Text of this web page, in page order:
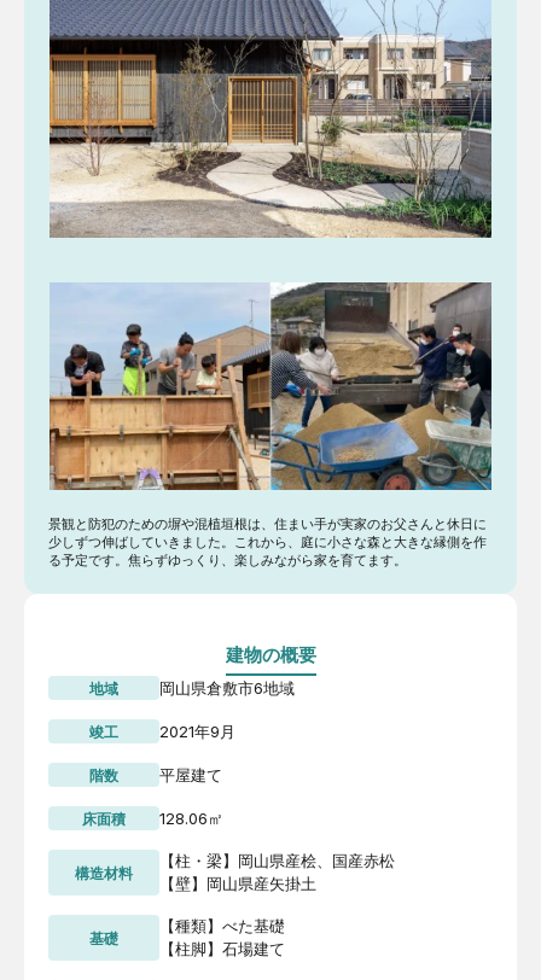
景観と防犯のための塀や混植垣根は、住まい手が実家のお父さんと休日に
少しずつ伸ばしていきました。これから、庭に小さな森と大きな縁側を作
る予定です。焦らずゆっくり、楽しみながら家を育てます。
建物の概要
地域 岡山県倉敷市6地域
竣工 2021年9月
階数 平屋建て
床面積 128.06㎡
構造材料
【柱・梁】岡山県産桧、国産赤松
【壁】岡山県産矢掛土
基礎
【種類】べた基礎
【柱脚】石場建て